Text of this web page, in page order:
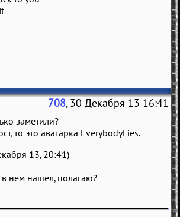
708, 30 Декабря 13 16:41
заметили?
то это аватарка EverybodyLies.
13, 20:41)
нём нашёл, полагаю?